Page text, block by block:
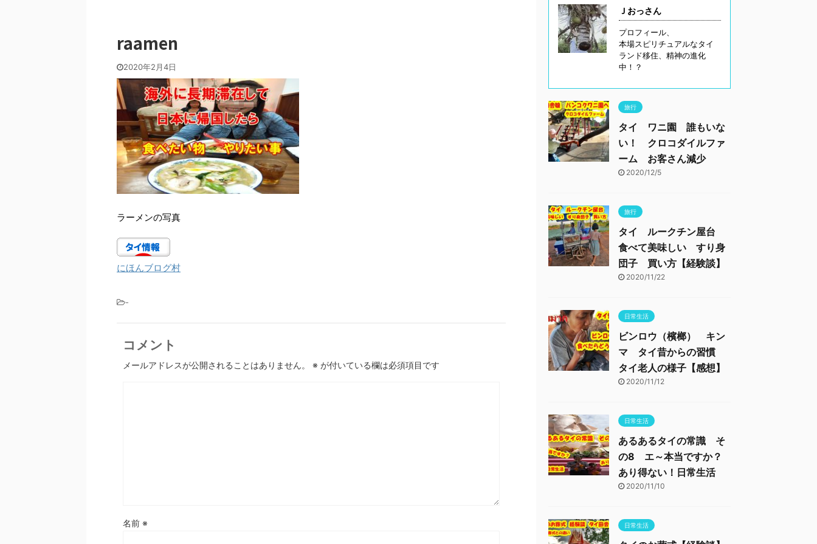
raamen
2020年2月4日
ラーメンの写真
にほんブログ村
-
コメント
メールアドレスが公開されることはありません。 ※ が付いている欄は必須項目です
名前 ※
Ｊおっさん
プロフィール、
本場スピリチュアルなタイ
ランド移住、精神の進化
中！？
旅行
タイ ワニ園 誰もいな
い！ クロコダイルファ
ーム お客さん減少
2020/12/5
旅行
タイ ルークチン屋台
食べて美味しい すり身
団子 買い方【経験談】
2020/11/22
日常生活
ビンロウ（檳榔） キン
マ タイ昔からの習慣
タイ老人の様子【感想】
2020/11/12
日常生活
あるあるタイの常識 そ
の8 エ～本当ですか？
あり得ない！日常生活
2020/11/10
日常生活